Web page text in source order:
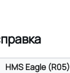
HMS Eagle (R05)